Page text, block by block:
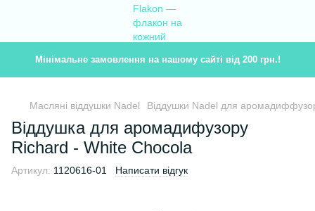
Мінімальне замовлення на нашому сайті від 200 грн.!
Масляні віддушки Nadel Віддушки Nadel для
Віддушка для аромадифузору
Richard - White Chocola
Артикул: 1120616-01 Написати відгук